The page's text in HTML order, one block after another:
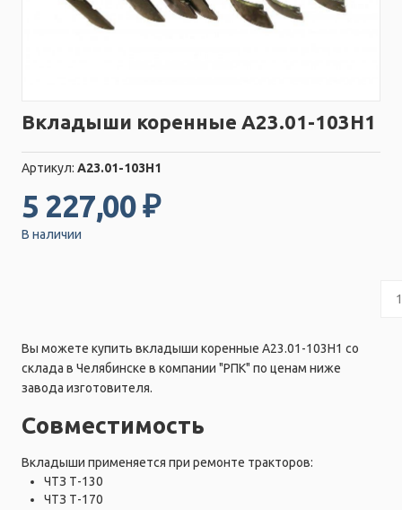
Вкладыши коренные А23.01-103Н1
Артикул: А23.01-103Н1
5 227,00 ₽
В наличии
Вы можете купить вкладыши коренные А23.01-103Н1 со
склада в Челябинске в компании "РПК" по ценам ниже
завода изготовителя.
Совместимость
Вкладыши применяется при ремонте тракторов:
ЧТЗ Т-130
ЧТЗ Т-170